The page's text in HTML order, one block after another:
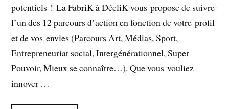
potentiels ! La FabriK à DécliK vous propose de suivre
l’un des 12 parcours d’action en fonction de votre profil
et de vos envies (Parcours Art, Médias, Sport,
Entrepreneuriat social, Intergénérationnel, Super
Pouvoir, Mieux se connaître…). Que vous vouliez
innover …